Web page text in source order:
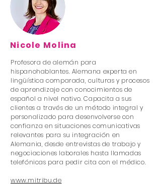
Nicole Molina
Profesora de alemán para
hispanohablantes. Alemana experta en
lingüística comparada, culturas y procesos
de aprendizaje con conocimientos de
español a nivel nativo. Capacita a sus
clientes a través de un método integral y
personalizado para desenvolverse con
confianza en situaciones comunicativas
relevantes para su integración en
Alemania, desde entrevistas de trabajo y
negociaciones laborales hasta llamadas
telefónicas para pedir cita con el médico.
www.mitribu.de